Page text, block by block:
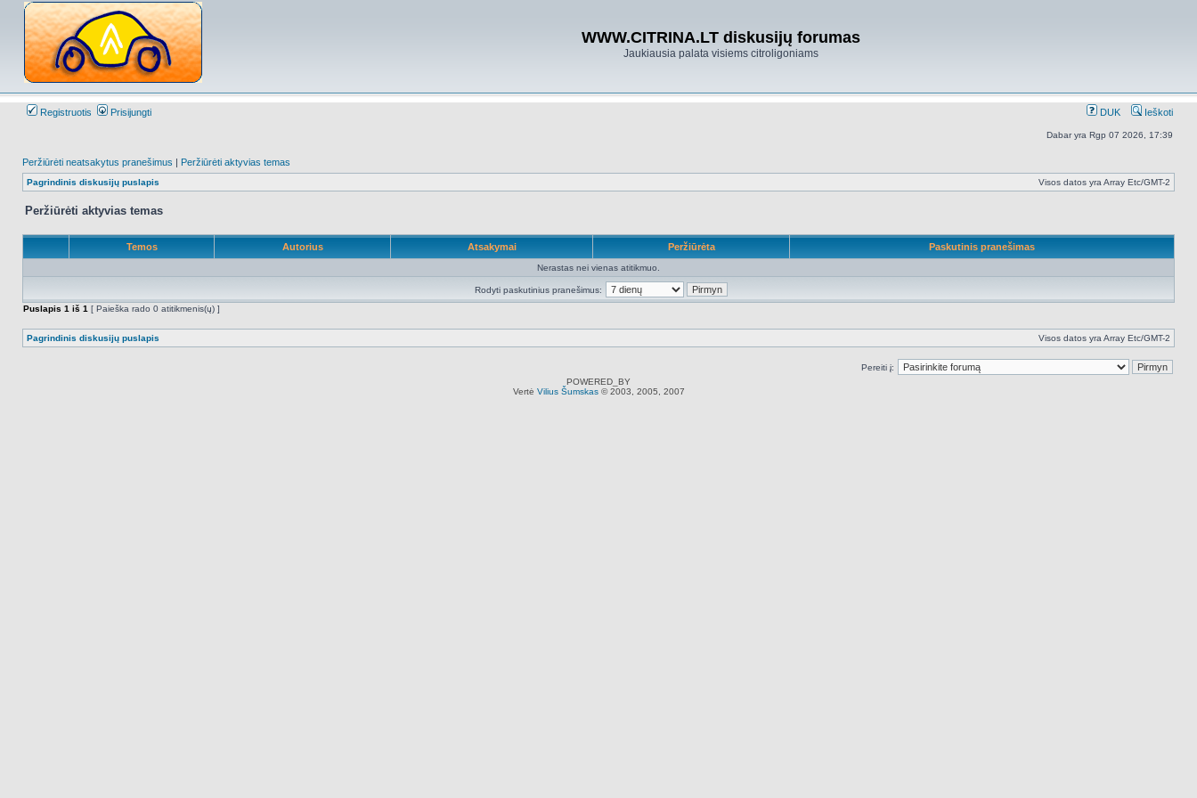
WWW.CITRINA.LT diskusijų forumas
Jaukiausia palata visiems citroligoniams
Registruotis Prisijungti DUK Ieškoti
Dabar yra Rgp 07 2026, 17:39
Peržiūrėti neatsakytus pranešimus | Peržiūrėti aktyvias temas
Pagrindinis diskusijų puslapis Visos datos yra Array Etc/GMT-2
Peržiūrėti aktyvias temas
Temos Autorius Atsakymai Peržiūrėta Paskutinis pranešimas
Nerastas nei vienas atitikmuo.
Rodyti paskutinius pranešimus:
Puslapis 1 iš 1 [ Paieška rado 0 atitikmenis(ų) ]
Pagrindinis diskusijų puslapis Visos datos yra Array Etc/GMT-2
Pereiti į:
POWERED_BY
Vertė Vilius Šumskas© 2003, 2005, 2007